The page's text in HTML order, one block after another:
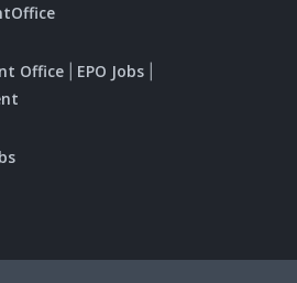
Office
EPO Jobs